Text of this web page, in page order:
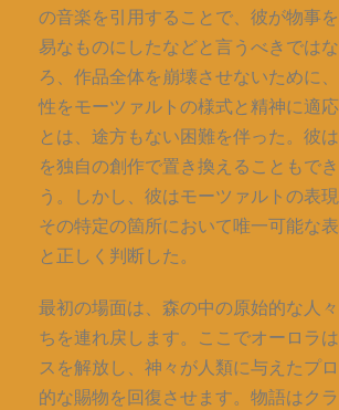
の音楽を引用することで、彼が物事
易なものにしたなどと言うべきでは
ろ、作品全体を崩壊させないために
性をモーツァルトの様式と精神に適
とは、途方もない困難を伴った。彼
を独自の創作で置き換えることもで
う。しかし、彼はモーツァルトの表現
その特定の箇所において唯一可能な
と正しく判断した。
最初の場面は、森の中の原始的な人
ちを連れ戻します。ここでオーロラ
スを解放し、神々が人類に与えたプ
的な賜物を回復させます。物語はク